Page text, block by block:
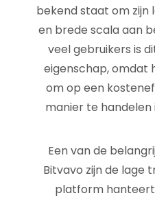
bekend staat om
en brede scala aan
veel gebruikers is
eigenschap, omdat
om op een
manier te
Een van de
Bitvavo zijn de lage
platform hanteert